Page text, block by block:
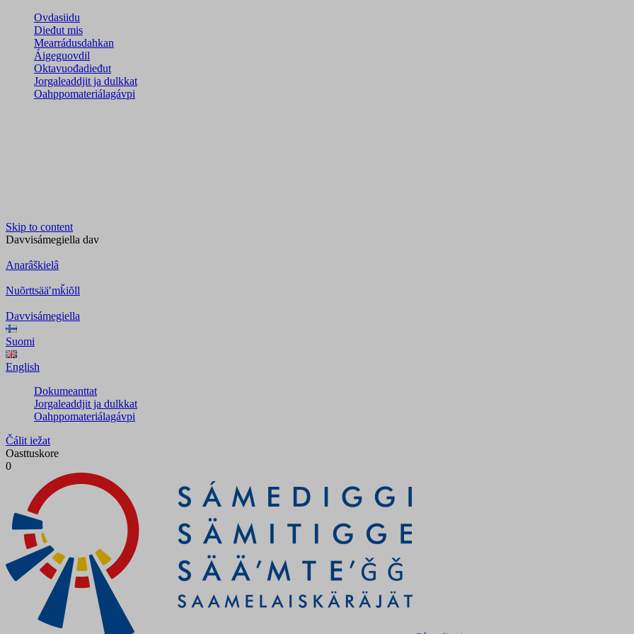
Ovdasiidu
Dieđut mis
Mearrádusdahkan
Áigeguovdil
Oktavuođadieđut
Jorgaleaddjit ja dulkkat
Oahppomateriálagávpi
Skip to content
Davvisámegiella dav
Anarâškielâ
Nuõrttsääʹmǩiõll
Davvisámegiella
Suomi
English
Dokumeanttat
Jorgaleaddjit ja dulkkat
Oahppomateriálagávpi
Čálit iežat
Oasttuskore
0